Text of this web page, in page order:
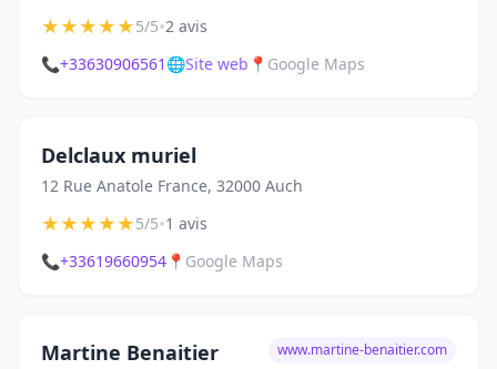
★★★★★5/5•2 avis
📞+33630906561 🌐Site web 📍 Google Maps
Delclaux muriel
12 Rue Anatole France, 32000 Auch
★★★★★5/5•1 avis
📞+33619660954 📍 Google Maps
Martine Benaitier
www.martine-benaitier.com